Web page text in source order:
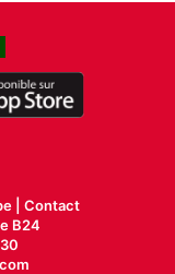
| Contact
B24